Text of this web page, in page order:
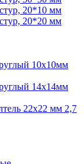
20*10 мм
20*20 мм
10х10мм
14х14мм
22х22 мм 2,7